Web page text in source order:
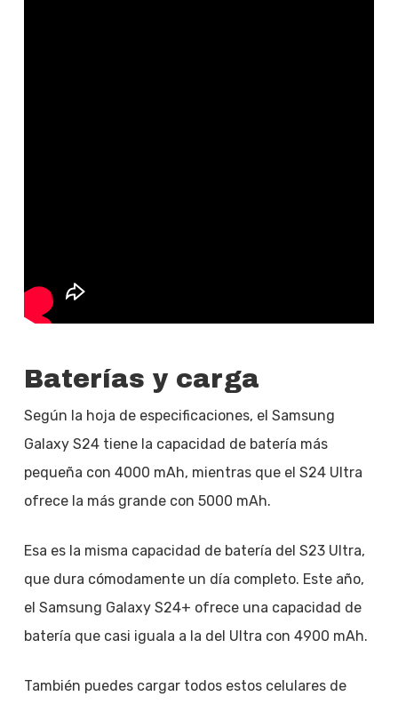
Baterías y carga
Según la hoja de especificaciones, el Samsung
Galaxy S24 tiene la capacidad de batería más
pequeña con 4000 mAh, mientras que el S24 Ultra
ofrece la más grande con 5000 mAh.
Esa es la misma capacidad de batería del S23 Ultra,
que dura cómodamente un día completo. Este año,
el Samsung Galaxy S24+ ofrece una capacidad de
batería que casi iguala a la del Ultra con 4900 mAh.
También puedes cargar todos estos celulares de